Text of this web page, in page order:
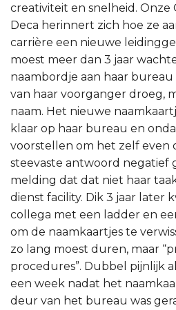
creativiteit en snelheid. Onze
Deca herinnert zich hoe ze
carrière een nieuwe
moest meer dan 3 jaar
naambordje aan haar
van haar voorganger droeg,
naam. Het nieuwe
klaar op haar bureau en
voorstellen om het zelf even
steevaste antwoord negatief
melding dat dat niet haar
dienst facility. Dik 3 jaar later
collega met een ladder en
om de naamkaartjes te
zo lang moest duren, maar
procedures”. Dubbel pijnlijk
een week nadat het
deur van het bureau was